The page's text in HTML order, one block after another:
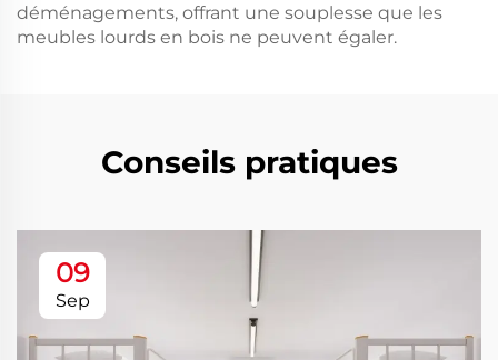
déménagements, offrant une souplesse que les
meubles lourds en bois ne peuvent égaler.
Conseils pratiques
09
Sep